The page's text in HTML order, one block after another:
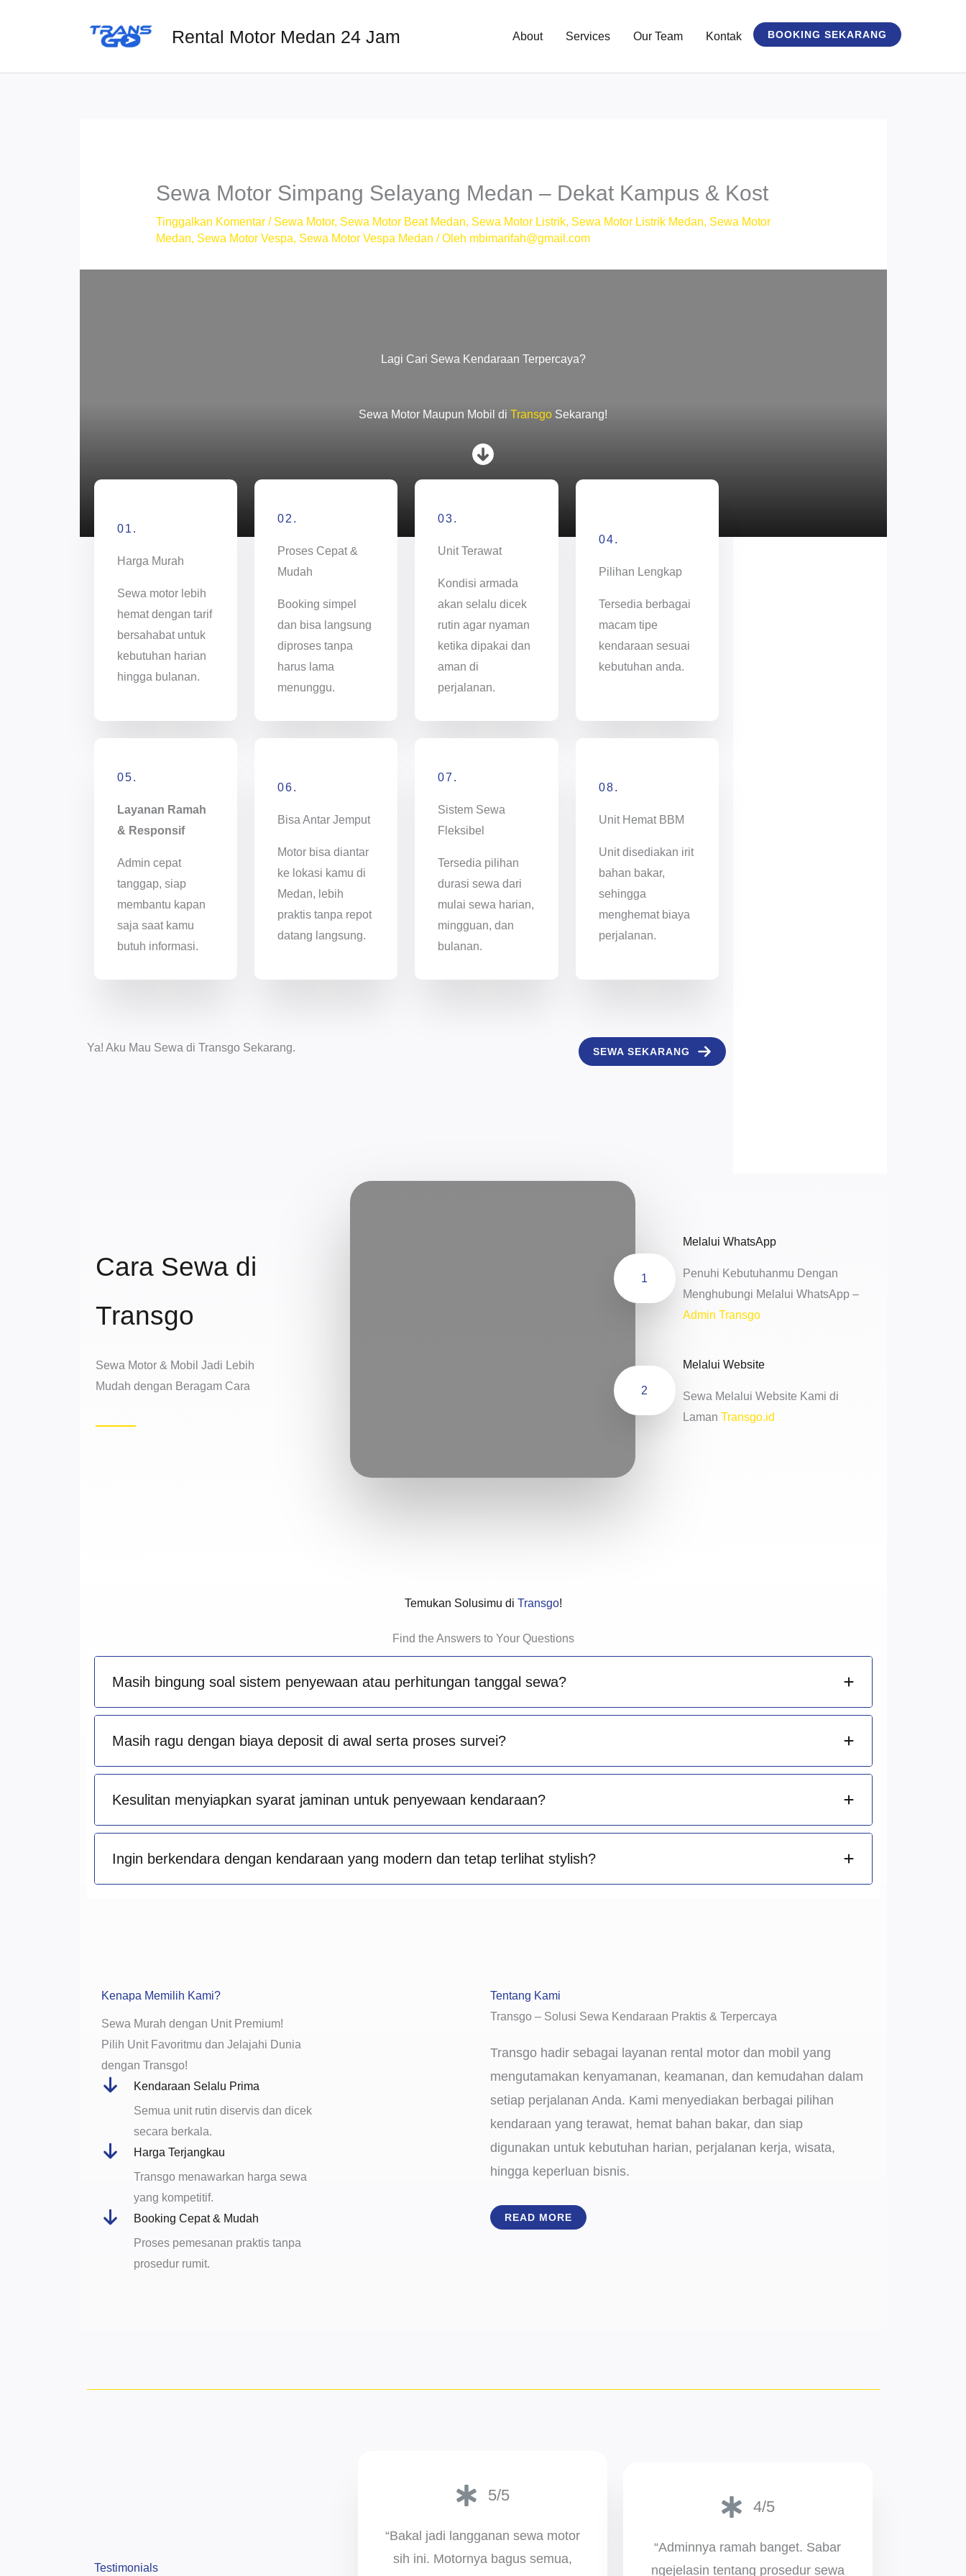
Rental Motor Medan 24 Jam About Services Our Team Kontak BOOKING SEKARANG
Sewa Motor Simpang Selayang Medan – Dekat Kampus & Kost
Tinggalkan Komentar / Sewa Motor, Sewa Motor Beat Medan, Sewa Motor Listrik, Sewa Motor Listrik Medan, Sewa Motor
Medan, Sewa Motor Vespa, Sewa Motor Vespa Medan / Oleh mbimarifah@gmail.com
Lagi Cari Sewa Kendaraan Terpercaya?
Sewa Motor Maupun Mobil di Transgo Sekarang!
01.
Harga Murah
Sewa motor lebih
hemat dengan tarif
bersahabat untuk
kebutuhan harian
hingga bulanan.
02.
Proses Cepat &
Mudah
Booking simpel
dan bisa langsung
diproses tanpa
harus lama
menunggu.
03.
Unit Terawat
Kondisi armada
akan selalu dicek
rutin agar nyaman
ketika dipakai dan
aman di
perjalanan.
04.
Pilihan Lengkap
Tersedia berbagai
macam tipe
kendaraan sesuai
kebutuhan anda.
05.
Layanan Ramah
& Responsif
Admin cepat
tanggap, siap
membantu kapan
saja saat kamu
butuh informasi.
06.
Bisa Antar Jemput
Motor bisa diantar
ke lokasi kamu di
Medan, lebih
praktis tanpa repot
datang langsung.
07.
Sistem Sewa
Fleksibel
Tersedia pilihan
durasi sewa dari
mulai sewa harian,
mingguan, dan
bulanan.
08.
Unit Hemat BBM
Unit disediakan irit
bahan bakar,
sehingga
menghemat biaya
perjalanan.
Ya! Aku Mau Sewa di Transgo Sekarang. SEWA SEKARANG
Cara Sewa di
Transgo
Sewa Motor & Mobil Jadi Lebih
Mudah dengan Beragam Cara
1
Melalui WhatsApp
Penuhi Kebutuhanmu Dengan
Menghubungi Melalui WhatsApp –
Admin Transgo
2
Melalui Website
Sewa Melalui Website Kami di
Laman Transgo.id
Temukan Solusimu di Transgo!
Find the Answers to Your Questions
Masih bingung soal sistem penyewaan atau perhitungan tanggal sewa?
Masih ragu dengan biaya deposit di awal serta proses survei?
Kesulitan menyiapkan syarat jaminan untuk penyewaan kendaraan?
Ingin berkendara dengan kendaraan yang modern dan tetap terlihat stylish?
Kenapa Memilih Kami?
Sewa Murah dengan Unit Premium!
Pilih Unit Favoritmu dan Jelajahi Dunia
dengan Transgo!
Kendaraan Selalu Prima
Semua unit rutin diservis dan dicek
secara berkala.
Harga Terjangkau
Transgo menawarkan harga sewa
yang kompetitif.
Booking Cepat & Mudah
Proses pemesanan praktis tanpa
prosedur rumit.
Tentang Kami
Transgo – Solusi Sewa Kendaraan Praktis & Terpercaya
Transgo hadir sebagai layanan rental motor dan mobil yang
mengutamakan kenyamanan, keamanan, dan kemudahan dalam
setiap perjalanan Anda. Kami menyediakan berbagai pilihan
kendaraan yang terawat, hemat bahan bakar, dan siap
digunakan untuk kebutuhan harian, perjalanan kerja, wisata,
hingga keperluan bisnis.
READ MORE
Testimonials
5/5
“Bakal jadi langganan sewa motor
sih ini. Motornya bagus semua,
4/5
“Adminnya ramah banget. Sabar
ngejelasin tentang prosedur sewa